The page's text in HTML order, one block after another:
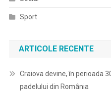
Sport
ARTICOLE RECENTE
Craiova devine, în perioada
padelului din România